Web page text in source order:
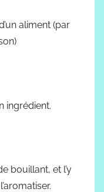
aliment (par
ingrédient.
bouillant, et l’y